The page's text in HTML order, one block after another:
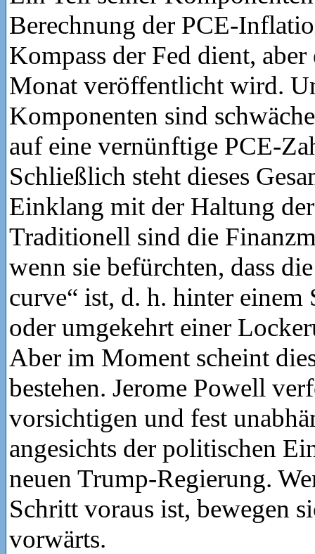
Berechnung der PCE-
Kompass der Fed dient, aber
Monat veröffentlicht wird.
Komponenten sind
auf eine vernünftige PCE-
Schließlich steht dieses
Einklang mit der Haltung
Traditionell sind die
wenn sie befürchten, dass
curve“ ist, d. h. hinter
oder umgekehrt einer
Aber im Moment scheint
bestehen. Jerome Powell
vorsichtigen und fest
angesichts der politischen
neuen Trump-Regierung.
Schritt voraus ist, bewegen
vorwärts.